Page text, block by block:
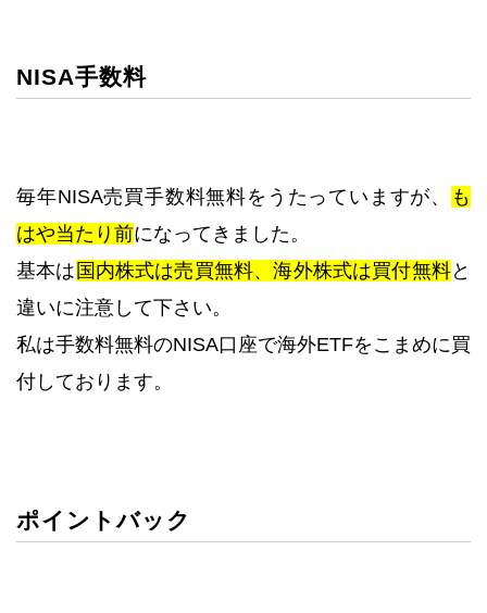
NISA手数料
毎年NISA売買手数料無料をうたっていますが、
も
はや当たり前になってきました。
基本は 国内株式は売買無料、海外株式は買付無料と
違いに注意して下さい。
私は手数料無料のNISA口座で海外ETFをこまめに買
付しております。
ポイントバック